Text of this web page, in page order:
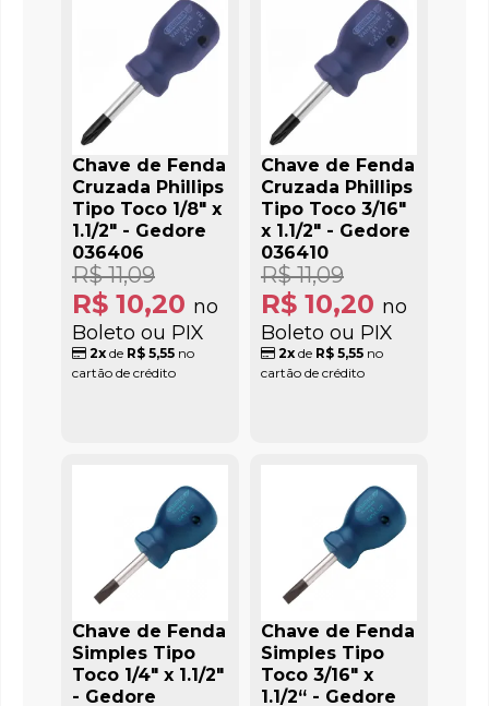
Chave de Fenda
Cruzada Phillips
Tipo Toco 1/8" x
1.1/2" - Gedore
036406
R$ 10,20 no
Boleto ou PIX
R$ 11,09
2x de R$ 5,55 no
cartão de crédito
Chave de Fenda
Cruzada Phillips
Tipo Toco 3/16"
x 1.1/2" - Gedore
036410
R$ 10,20 no
Boleto ou PIX
R$ 11,09
2xde R$ 5,55no
cartão de crédito
Chave de Fenda
Simples Tipo
Toco 1/4" x 1.1/2"
- Gedore
Chave de Fenda
Simples Tipo
Toco 3/16" x
1.1/2“ - Gedore